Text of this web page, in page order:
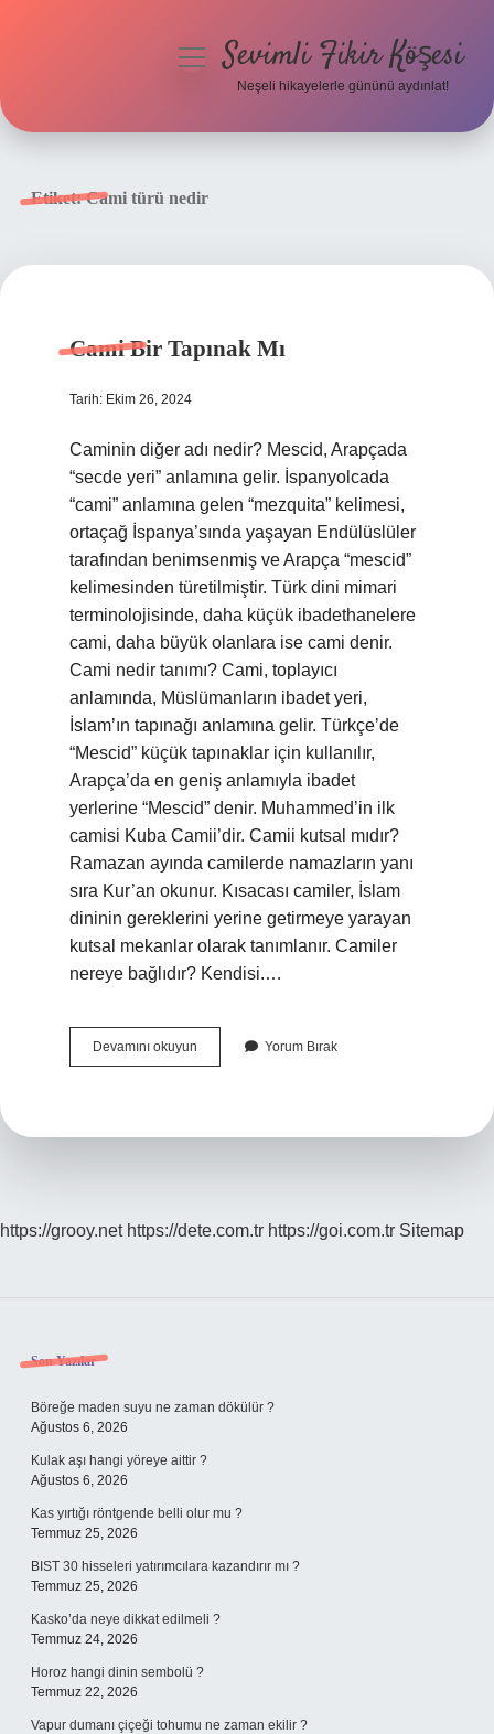
menüyüSevimli Fikir Köşesi
Neşeli hikayelerle gününü aydınlat!
Etiket:Cami türü nedir
Cami Bir Tapınak Mı
Tarih: Ekim 26, 2024
Caminin diğer adı nedir? Mescid, Arapçada
“secde yeri” anlamına gelir. İspanyolcada
“cami” anlamına gelen “mezquita” kelimesi,
ortaçağ İspanya’sında yaşayan Endülüslüler
tarafından benimsenmiş ve Arapça “mescid”
kelimesinden türetilmiştir. Türk dini mimari
terminolojisinde, daha küçük ibadethanelere
cami, daha büyük olanlara ise cami denir.
Cami nedir tanımı? Cami, toplayıcı
anlamında, Müslümanların ibadet yeri,
İslam’ın tapınağı anlamına gelir. Türkçe’de
“Mescid” küçük tapınaklar için kullanılır,
Arapça’da en geniş anlamıyla ibadet
yerlerine “Mescid” denir. Muhammed’in ilk
camisi Kuba Camii’dir. Camii kutsal mıdır?
Ramazan ayında camilerde namazların yanı
sıra Kur’an okunur. Kısacası camiler, İslam
dininin gereklerini yerine getirmeye yarayan
kutsal mekanlar olarak tanımlanır. Camiler
nereye bağlıdır? Kendisi.…
Devamını okuyun
Bir
Yorum Bırak
https://grooy.net https://dete.com.tr https://goi.com.tr Sitemap
Sidebar
Son Yazılar
Böreğe maden suyu ne zaman dökülür ?
Ağustos 6, 2026
Kulak aşı hangi yöreye aittir ?
Ağustos 6, 2026
Kas yırtığı röntgende belli olur mu ?
Temmuz 25, 2026
BIST 30 hisseleri yatırımcılara kazandırır mı ?
Temmuz 25, 2026
Kasko’da neye dikkat edilmeli ?
Temmuz 24, 2026
Horoz hangi dinin sembolü ?
Temmuz 22, 2026
Vapur dumanı çiçeği tohumu ne zaman ekilir ?